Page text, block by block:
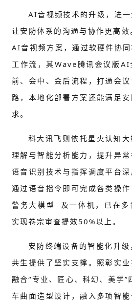
AI音视频技术的升级，进一
让安防体系的沟通与协作更高效
AI音视频方案，通过软硬件协
工作流，其Wave腾讯会议版
前、会中、会后流程，打通会
路，本地化部署方案还能满足
求。
科大讯飞则依托星火认知
理解与智能分析能力，提升异
语音识别技术与指挥调度平台
通过语音指令即可完成各类操
警务大模型
及一体机，已在多
实现卷宗审查提效50%以上。
安防终端设备的智能化升
共生提供了坚实支撑。照彰实业
融合“专业、匠心、科幻、美学
车曲面造型设计，融入多项智